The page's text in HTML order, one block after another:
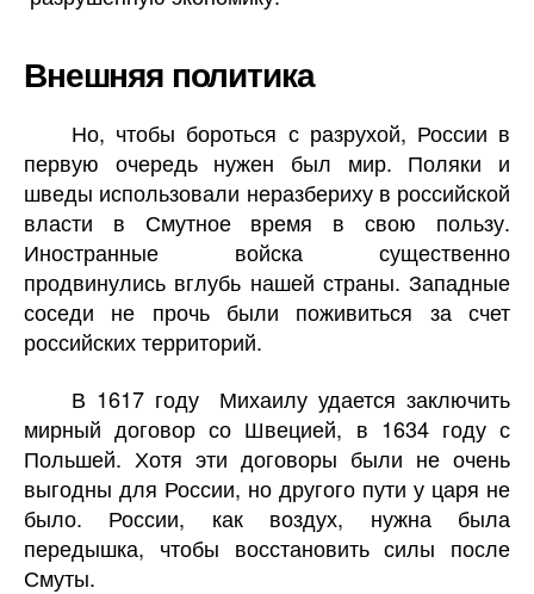
Внешняя политика
Но, чтобы бороться с разрухой, России в
первую очередь нужен был мир. Поляки и
шведы использовали неразбериху в российской
власти в Смутное время в свою пользу.
Иностранные войска существенно
продвинулись вглубь нашей страны. Западные
соседи не прочь были поживиться за счет
российских территорий.
В 1617 году
Михаилу удается заключить
мирный договор со Швецией, в 1634 году с
Польшей. Хотя эти договоры были не очень
выгодны для России, но другого пути у царя не
было. России, как воздух, нужна была
передышка, чтобы восстановить силы после
Смуты.